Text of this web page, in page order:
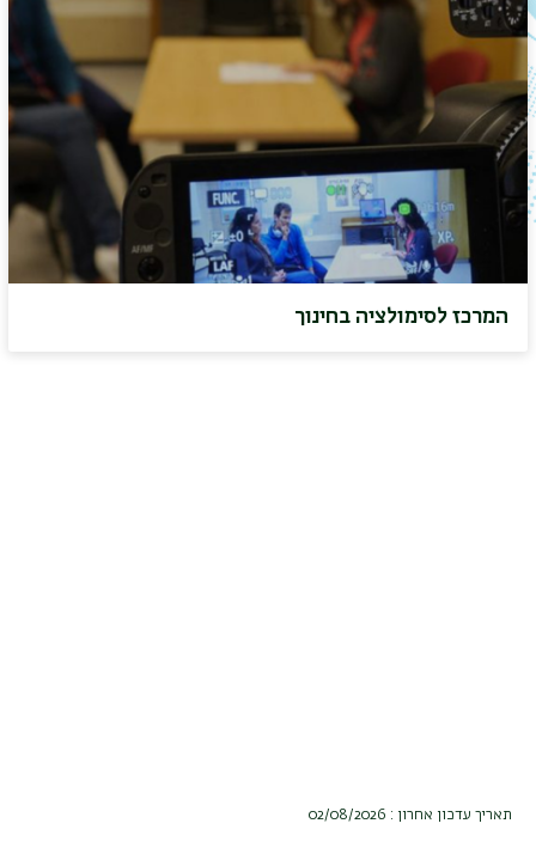
המרכז לסימולציה בחינוך
תאריך עדכון אחרון : 02/08/2026